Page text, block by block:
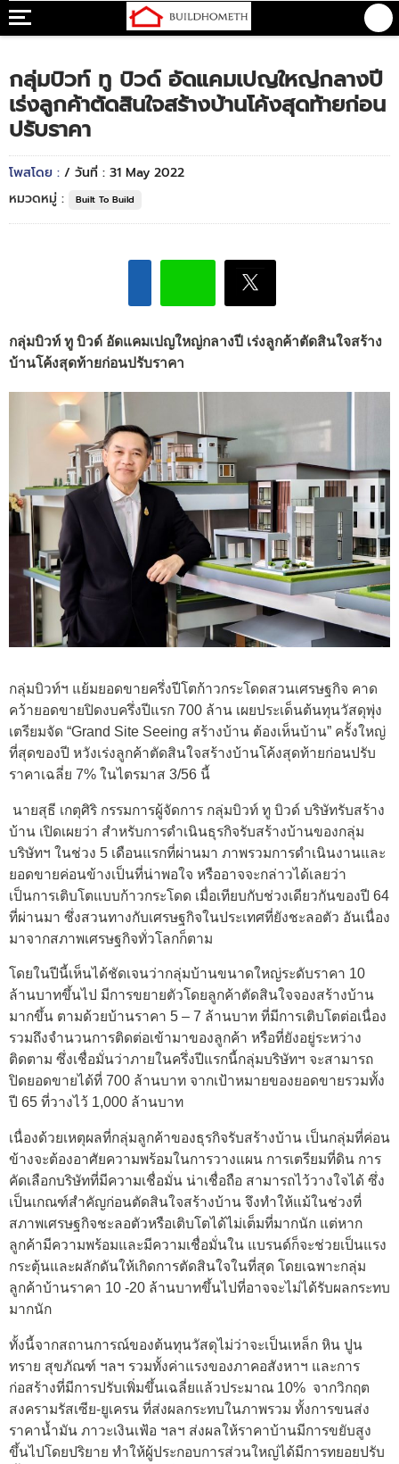
กลุ่มบิวท์ ทู บิวด์ อัดแคมเปญใหญ่กลางปี
เร่งลูกค้าตัดสินใจสร้างบ้านโค้งสุดท้ายก่อน
ปรับราคา
โพสโดย : / วันที่ : 31 May 2022
หมวดหมู่ :
Built To Build
กลุ่มบิวท์ ทู บิวด์ อัดแคมเปญใหญ่กลางปี เร่งลูกค้าตัดสินใจสร้าง
บ้านโค้งสุดท้ายก่อนปรับราคา
กลุ่มบิวท์ฯ แย้มยอดขายครึ่งปีโตก้าวกระโดดสวนเศรษฐกิจ คาด
คว้ายอดขายปิดงบครึ่งปีแรก 700 ล้าน เผยประเด็นต้นทุนวัสดุพุ่ง
เตรียมจัด “Grand Site Seeing สร้างบ้าน ต้องเห็นบ้าน” ครั้งใหญ่
ที่สุดของปี หวังเร่งลูกค้าตัดสินใจสร้างบ้านโค้งสุดท้ายก่อนปรับ
ราคาเฉลี่ย 7% ในไตรมาส 3/56 นี้
นายสุธี เกตุศิริ กรรมการผู้จัดการ กลุ่มบิวท์ ทู บิวด์ บริษัทรับสร้าง
บ้าน เปิดเผยว่า สำหรับการดำเนินธุรกิจรับสร้างบ้านของกลุ่ม
บริษัทฯ ในช่วง 5 เดือนแรกที่ผ่านมา ภาพรวมการดำเนินงานและ
ยอดขายค่อนข้างเป็นที่น่าพอใจ หรืออาจจะกล่าวได้เลยว่า
เป็นการเติบโตแบบก้าวกระโดด เมื่อเทียบกับช่วงเดียวกันของปี 64
ที่ผ่านมา ซึ่งสวนทางกับเศรษฐกิจในประเทศที่ยังชะลอตัว อันเนื่อง
มาจากสภาพเศรษฐกิจทั่วโลกก็ตาม
โดยในปีนี้เห็นได้ชัดเจนว่ากลุ่มบ้านขนาดใหญ่ระดับราคา 10
ล้านบาทขึ้นไป มีการขยายตัวโดยลูกค้าตัดสินใจจองสร้างบ้าน
มากขึ้น ตามด้วยบ้านราคา 5 – 7 ล้านบาท ที่มีการเติบโตต่อเนื่อง
รวมถึงจำนวนการติดต่อเข้ามาของลูกค้า หรือที่ยังอยู่ระหว่าง
ติดตาม ซึ่งเชื่อมั่นว่าภายในครึ่งปีแรกนี้กลุ่มบริษัทฯ จะสามารถ
ปิดยอดขายได้ที่ 700 ล้านบาท จากเป้าหมายของยอดขายรวมทั้ง
ปี 65 ที่วางไว้ 1,000 ล้านบาท
เนื่องด้วยเหตุผลที่กลุ่มลูกค้าของธุรกิจรับสร้างบ้าน เป็นกลุ่มที่ค่อน
ข้างจะต้องอาศัยความพร้อมในการวางแผน การเตรียมที่ดิน การ
คัดเลือกบริษัทที่มีความเชื่อมั่น น่าเชื่อถือ สามารถไว้วางใจได้ ซึ่ง
เป็นเกณฑ์สำคัญก่อนตัดสินใจสร้างบ้าน จึงทำให้แม้ในช่วงที่
สภาพเศรษฐกิจชะลอตัวหรือเติบโตได้ไม่เต็มที่มากนัก แต่หาก
ลูกค้ามีความพร้อมและมีความเชื่อมั่นใน แบรนด์ก็จะช่วยเป็นแรง
กระตุ้นและผลักดันให้เกิดการตัดสินใจในที่สุด โดยเฉพาะกลุ่ม
ลูกค้าบ้านราคา 10 -20 ล้านบาทขึ้นไปที่อาจจะไม่ได้รับผลกระทบ
มากนัก
ทั้งนี้จากสถานการณ์ของต้นทุนวัสดุไม่ว่าจะเป็นเหล็ก หิน ปูน
ทราย สุขภัณฑ์ ฯลฯ รวมทั้งค่าแรงของภาคอสังหาฯ และการ
ก่อสร้างที่มีการปรับเพิ่มขึ้นเฉลี่ยแล้วประมาณ 10% จากวิกฤต
สงครามรัสเซีย-ยูเครน ที่ส่งผลกระทบในภาพรวม ทั้งการขนส่ง
ราคาน้ำมัน ภาวะเงินเฟ้อ ฯลฯ ส่งผลให้ราคาบ้านมีการขยับสูง
ขึ้นไปโดยปริยาย ทำให้ผู้ประกอบการส่วนใหญ่ได้มีการทยอยปรับ